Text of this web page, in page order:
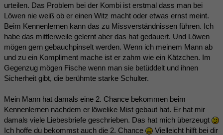
urteilen. Das Problem bei der Kombi ist erstmal dass man bei
Löwen nie weiß ob er einen Witz macht oder etwas ernst meint.
Beim Kennenlernen kann das zu Missverständnissen führen. Ich
habe das mittlerweile gelernt aber das hat gedauert. Und Löwen
mögen gern gebauchpinselt werden. Wenn ich meinem Mann ab
und zu ein Kompliment mache ist er zahm wie ein Kätzchen. Im
Gegenzug mögen Fische wenn man sie betüddelt und ihnen
Sicherheit gibt, die berühmte starke Schulter.
Mein Mann hat damals eine 2. Chance bekommen beim
Kennenlernen nachdem er löwelike Mist gebaut hat. Er hat mir
damals viele Liebesbriefe geschrieben. Das hat mich überzeugt
Ich hoffe du bekommst auch die 2. Chance
Vielleicht hilft bei dir